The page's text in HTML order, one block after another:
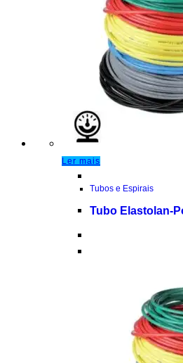
Ler mais
Tubos e Espirais
Tubo Elastolan-